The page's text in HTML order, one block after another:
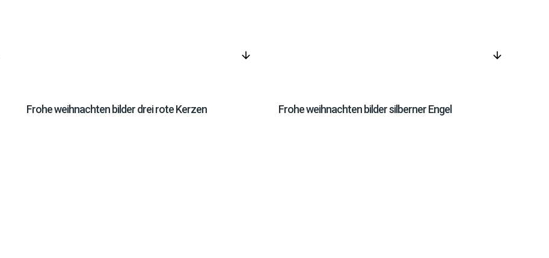
arrow_downward
Frohe weihnachten bilder drei rote Kerzen
arrow_downward
Frohe weihnachten bilder silberner Engel